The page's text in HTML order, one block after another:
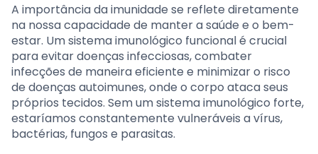
A importância da imunidade se reflete diretamente
na nossa capacidade de manter a saúde e o bem-
estar. Um sistema imunológico funcional é crucial
para evitar doenças infecciosas, combater
infecções de maneira eficiente e minimizar o risco
de doenças autoimunes, onde o corpo ataca seus
próprios tecidos. Sem um sistema imunológico forte,
estaríamos constantemente vulneráveis a vírus,
bactérias, fungos e parasitas.